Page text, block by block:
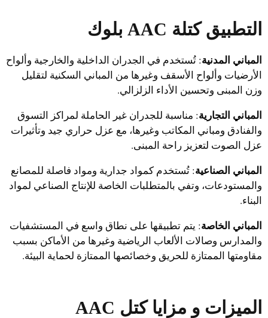
التطبيقكتلة AAC بلوك
المباني المدنية: تُستخدم في الجدران الداخلية والخارجية وألواح
الأرضيات وألواح الأسقف وغيرها من المباني السكنية لتقليل
وزن المبنى وتحسين الأداء الزلزالي.
المباني التجارية: مناسبة للجدران غير الحاملة لمراكز التسوق
والفنادق ومباني المكاتب وغيرها، مع عزل حراري جيد وتأثيرات
عزل الصوت لتعزيز راحة المبنى.
المباني الصناعية: تُستخدم كمواد جدارية ومواد فاصلة للمصانع
والمستودعات، وتفي بالمتطلبات الخاصة للإنتاج الصناعي لمواد
البناء.
المباني الخاصة: يتم تطبيقها على نطاق واسع في المستشفيات
والمدارس وصالات الألعاب الرياضية وغيرها من الأماكن بسبب
مقاومتها الممتازة للحريق وخصائصها الممتازة لحماية البيئة.
الميزات و مزايا كتل AAC